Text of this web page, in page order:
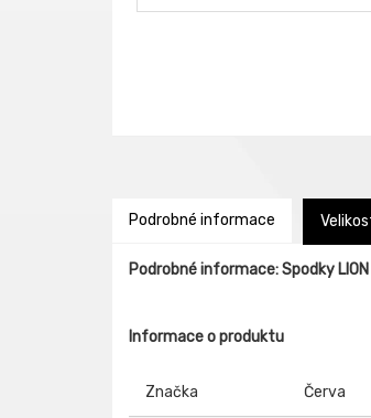
Podrobné informace
Podrobné informace: Spodky LION
Informace o produktu
Značka Červa